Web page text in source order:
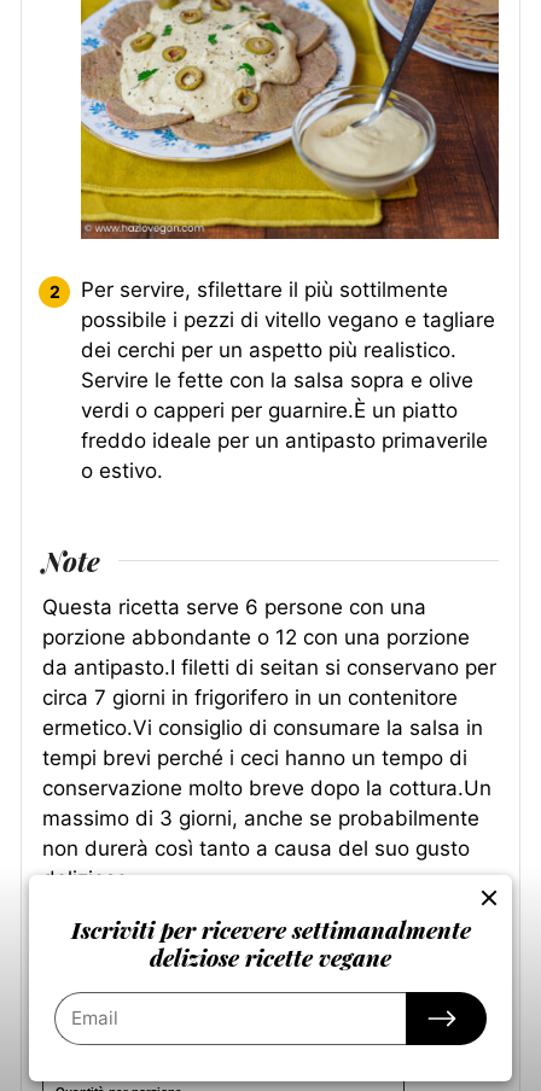
Per servire, sfilettare il più sottilmente
possibile i pezzi di vitello vegano e tagliare
dei cerchi per un aspetto più realistico.
Servire le fette con la salsa sopra e olive
verdi o capperi per guarnire.È un piatto
freddo ideale per un antipasto primaverile
o estivo.
Note
Questa ricetta serve 6 persone con una
porzione abbondante o 12 con una porzione
da antipasto.I filetti di seitan si conservano per
circa 7 giorni in frigorifero in un contenitore
ermetico.Vi consiglio di consumare la salsa in
tempi brevi perché i ceci hanno un tempo di
conservazione molto breve dopo la cottura.Un
massimo di 3 giorni, anche se probabilmente
non durerà così tanto a causa del suo gusto
delizioso.
Nutrizione
Valori nutrizionali
Vitello tonnato vegano (vitel tonné vegano)
Iscriviti per ricevere settimanalmente
deliziose ricette vegane